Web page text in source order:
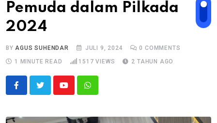
Pemuda dalam Pilkada
2024
BYAGUS SUHENDAR JULI 9, 2024 0 COMMENTS
1 MINUTE READ
1517 VIEWS 2 TAHUN AGO
YoutubeWhatsapp